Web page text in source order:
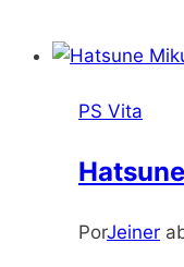
PS Vita
PorJeiner